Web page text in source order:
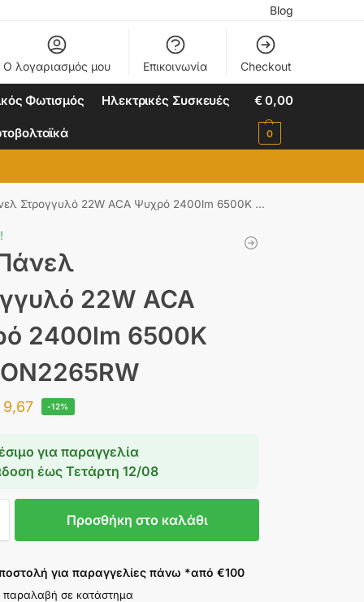
Blog
Ο λογαριασμός μου Επικοινωνία Checkout
Φωτισμός Ηλεκτρικές Συσκευές €0,00
0
Στρογγυλό 22W ACA Ψυχρό 2400lm 6500K – KIRON2265RW
22W ACA
2400lm 6500K
9,67 -12%
για παραγγελία
έωςΤετάρτη 12/08
Προσθήκη στο καλάθι
για παραγγελίες πάνω *από €100
σε κατάστημα